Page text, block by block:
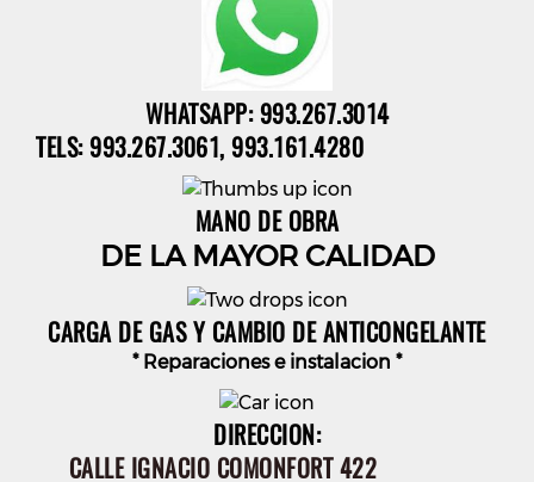
WHATSAPP: 993.267.3014
TELS: 993.267.3061, 993.161.4280
MANO DE OBRA
DE LA MAYOR CALIDAD
CARGA DE GAS Y CAMBIO DE ANTICONGELANTE
* Reparaciones e instalacion *
DIRECCION:
CALLE IGNACIO COMONFORT 422